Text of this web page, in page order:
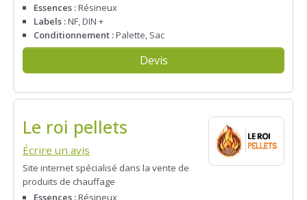
Essences :Résineux
Labels :NF, DIN +
Conditionnement :Palette, Sac
Devis
Le roi pellets
Écrire un avis
Site internet spécialisé dans la vente de
produits de chauffage
Essences :Résineux